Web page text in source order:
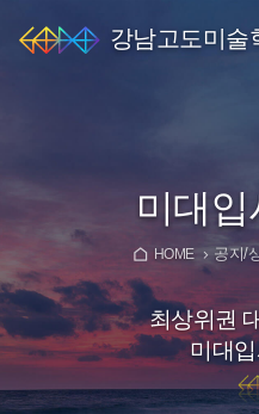
강남고도미술
미대
HOME 공지/
최상위권
미대